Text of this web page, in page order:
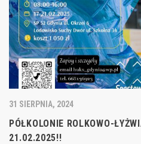
31 SIERPNIA, 2024
PÓŁKOLONIE ROLKOWO-
21.02.2025!!